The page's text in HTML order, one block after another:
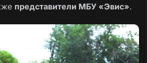
представители МБУ «Эвис».